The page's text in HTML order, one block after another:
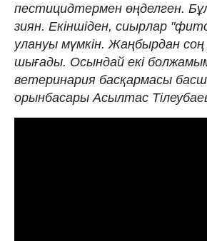
пестицидтермен өңделген.
зиян. Екіншіден, сиырлар
улануы мүмкін. Жаңбырдан соң
шығады. Осындай екі
ветеринария басқармасы
орынбасары Асылтас